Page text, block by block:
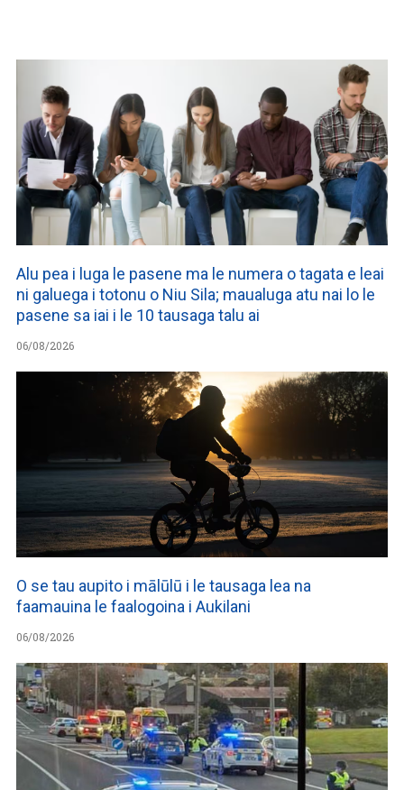
Alu pea i luga le pasene ma le numera o tagata e leai
ni galuega i totonu o Niu Sila; maualuga atu nai lo le
pasene sa iai i le 10 tausaga talu ai
06/08/2026
O se tau aupito i mālūlū i le tausaga lea na
faamauina le faalogoina i Aukilani
06/08/2026